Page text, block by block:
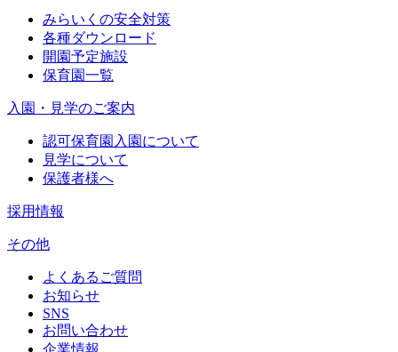
みらいくの安全対策
各種ダウンロード
開園予定施設
保育園一覧
入園・見学のご案内
認可保育園入園について
見学について
保護者様へ
採用情報
その他
よくあるご質問
お知らせ
SNS
お問い合わせ
企業情報